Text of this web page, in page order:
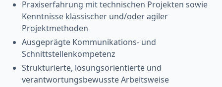
Praxiserfahrung mit technischen Projekten sowie
Kenntnisse klassischer und/oder agiler
Projektmethoden
Ausgeprägte Kommunikations- und
Schnittstellenkompetenz
Strukturierte, lösungsorientierte und
verantwortungsbewusste Arbeitsweise